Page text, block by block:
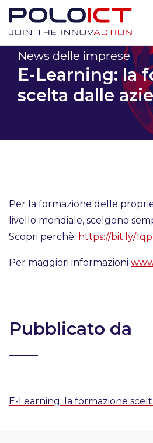
Skip
contentNews delle imprese
E-Learning: la
scelta dalle
Per la formazione delle
livello mondiale, scelgono
Scopri perchè: https://bit.ly/
Per maggiori informazioni
Pubblicato da
E-Learning: la formazione